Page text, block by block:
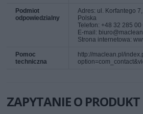
Podmiot
odpowiedzialny
Adres: ul. Korfantego
Polska
Telefon: +48 32 285 00
E-mail:
Strona internetowa:
Pomoc
techniczna
http://maclean.pl/
ZAPYTANIE O PRODUKT